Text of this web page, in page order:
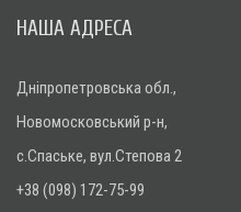
НАША АДРЕСА
Дніпропетровська обл.,
Новомосковський р-н,
с.Спаське, вул.Степова 2
+38 (098) 172-75-99